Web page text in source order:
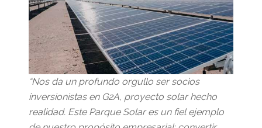
“Nos da un profundo orgullo ser socios
inversionistas en G2A, proyecto solar hecho
realidad. Este Parque Solar es un fiel ejemplo